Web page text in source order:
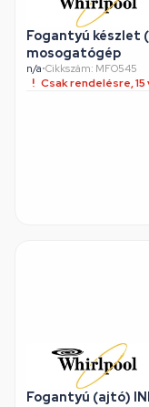
Fogantyú készlet
mosogatógép
n/a•Cikkszám: MFO545
Csak rendelésre,
Fogantyú (ajtó)